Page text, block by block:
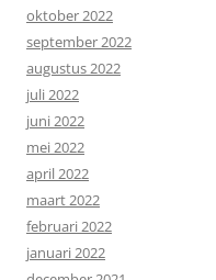
oktober 2022
september 2022
augustus 2022
juli 2022
juni 2022
mei 2022
april 2022
maart 2022
februari 2022
januari 2022